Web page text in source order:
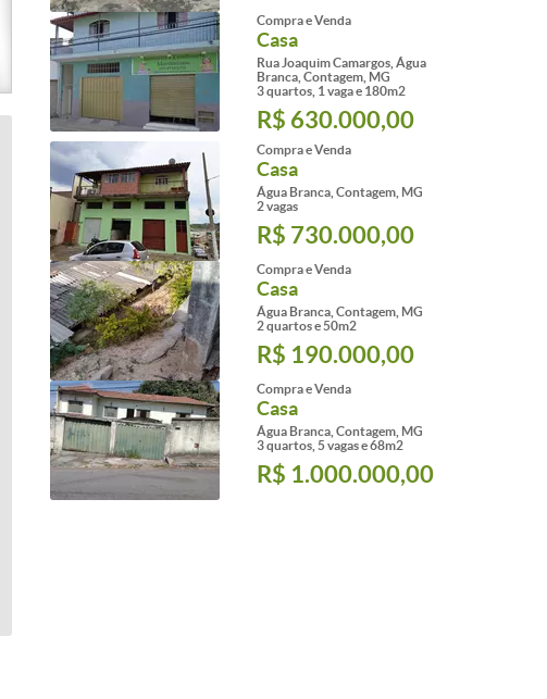
Compra e Venda
Casa
Rua Joaquim Camargos, Água
Branca, Contagem, MG
3 quartos, 1 vaga e 180m2
R$ 630.000,00
Compra e Venda
Casa
Água Branca, Contagem, MG
2 vagas
R$ 730.000,00
Compra e Venda
Casa
Água Branca, Contagem, MG
2 quartos e 50m2
R$ 190.000,00
Compra e Venda
Casa
Água Branca, Contagem, MG
3 quartos, 5 vagas e 68m2
R$ 1.000.000,00